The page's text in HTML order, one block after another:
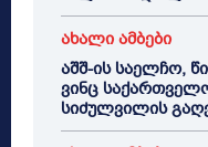
ახალი ამბები
აშშ-ის საელჩო,
ვინც
სიძულვილის